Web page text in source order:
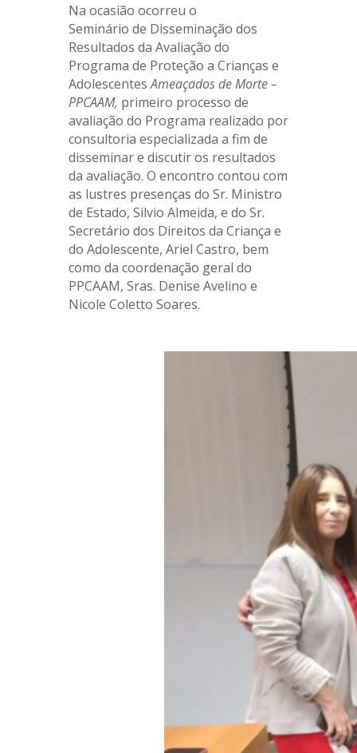
Na ocasião ocorreu o
Seminário de Disseminação dos
Resultados da Avaliação do
Programa de Proteção a Crianças e
AdolescentesAmeaçados de Morte –
PPCAAM, primeiro processo de
avaliação do Programa realizado por
consultoria especializada a fim de
disseminar e discutir os resultados
da avaliação. O encontro contou com
as lustres presenças do Sr. Ministro
de Estado, Silvio Almeida, e do Sr.
Secretário dos Direitos da Criança e
do Adolescente, Ariel Castro, bem
como da coordenação geral do
PPCAAM, Sras. Denise Avelino e
Nicole Coletto Soares.